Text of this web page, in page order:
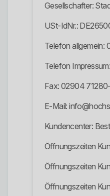
Gesellschafter:
USt-IdNr.:
Telefon allgemein:
Telefon
Fax: 02904
E-Mail:
Kundencenter:
Öffnungszeiten
Öffnungszeiten
Öffnungszeiten